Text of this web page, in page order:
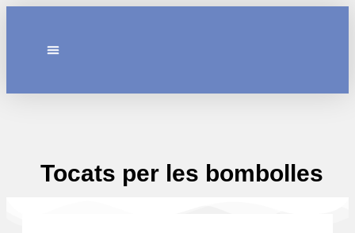
Tocats per les bombolles